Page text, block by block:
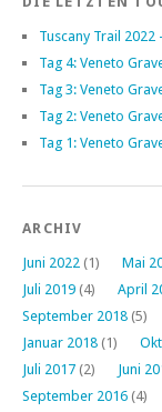
Tuscany Trail 2022
Tag 4: Veneto
Tag 3: Veneto
Tag 2: Veneto
Tag 1: Veneto
ARCHIV
Juni 2022 (1) Mai
Juli 2019 (4) April
September 2018 (5)
Januar 2018 (1)
Juli 2017 (2) Juni
September 2016 (4)